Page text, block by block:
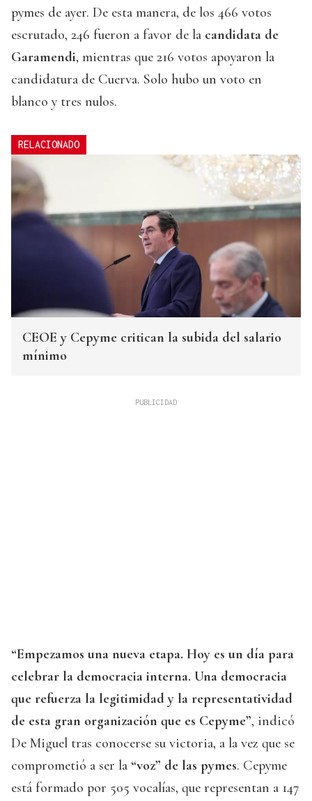
pymes de ayer. De esta manera, de los 466 votos
escrutado, 246 fueron a favor de la candidata de
Garamendi, mientras que 216 votos apoyaron la
candidatura de Cuerva. Solo hubo un voto en
blanco y tres nulos.
RELACIONADO
CEOE y Cepyme critican la subida del salario
mínimo
“Empezamos una nueva etapa. Hoy es un día para
celebrar la democracia interna. Una democracia
que refuerza la legitimidad y la representatividad
de esta gran organización que es Cepyme”, indicó
De Miguel tras conocerse su victoria, a la vez que se
comprometió a ser la “voz” de las pymes. Cepyme
está formado por 505 vocalías, que representan a 147